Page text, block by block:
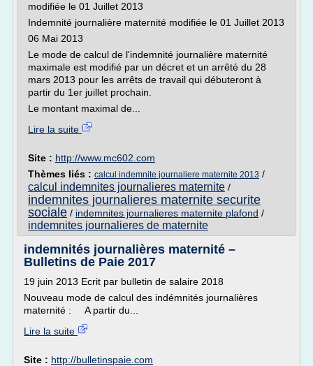
modifiée le 01 Juillet 2013
Indemnité journalière maternité modifiée le 01 Juillet 2013
06 Mai 2013
Le mode de calcul de l'indemnité journalière maternité
maximale est modifié par un décret et un arrêté du 28
mars 2013 pour les arrêts de travail qui débuteront à
partir du 1er juillet prochain.
Le montant maximal de...
Lire la suite
Site : http://www.mc602.com
Thèmes liés : calcul indemnite journaliere maternite 2013 /
calcul indemnites journalieres maternite /
indemnites journalieres maternite securite
sociale / indemnites journalieres maternite plafond /
indemnites journalieres de maternite
indemnités journalières maternité –
Bulletins de Paie 2017
19 juin 2013 Ecrit par bulletin de salaire 2018
Nouveau mode de calcul des indémnités journalières
maternité : A partir du...
Lire la suite
Site : http://bulletinspaie.com